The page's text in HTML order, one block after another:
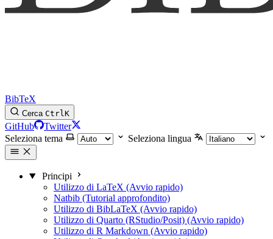
BibTeX
Cerca CtrlK
GitHub
Twitter
Seleziona tema
Seleziona lingua
Principi
Utilizzo di LaTeX (Avvio rapido)
Natbib (Tutorial approfondito)
Utilizzo di BibLaTeX (Avvio rapido)
Utilizzo di Quarto (RStudio/Posit) (Avvio rapido)
Utilizzo di R Markdown (Avvio rapido)